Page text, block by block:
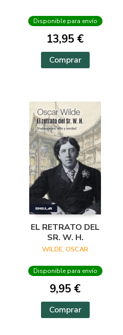
Disponible para envío
13,95 €
Comprar
EL RETRATO DEL
SR. W. H.
WILDE, OSCAR
Disponible para envío
9,95 €
Comprar